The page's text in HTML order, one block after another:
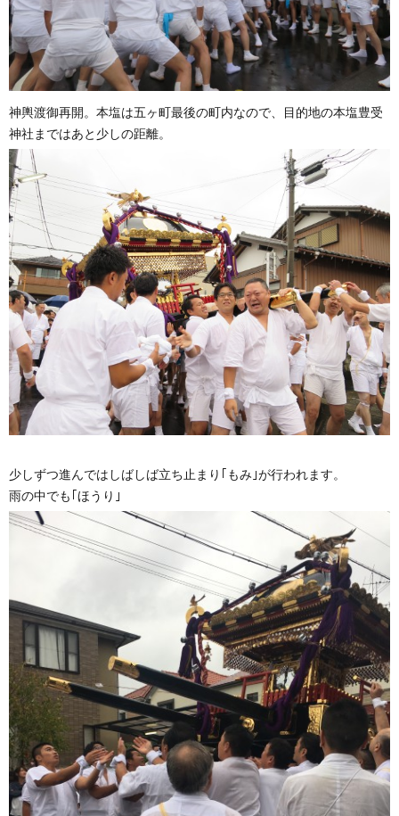
神輿渡御再開。本塩は五ヶ町最後の町内なので、目的地の本塩豊受
神社まではあと少しの距離。
少しずつ進んではしばしば立ち止まり｢もみ｣が行われます。
雨の中でも｢ほうり｣